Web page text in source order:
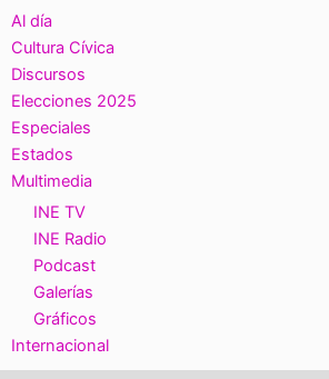
Al día
Cultura Cívica
Discursos
Elecciones 2025
Especiales
Estados
Multimedia
INE TV
INE Radio
Podcast
Galerías
Gráficos
Internacional